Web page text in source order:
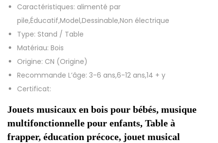
n
e
s
p
o
u
r
é
Caractéristiques: alimenté par
pile,Éducatif,Model,Dessinable,Non électrique
Type: Stand / Table
Matériau: Bois
Origine: CN (Origine)
Recommande L’âge: 3-6 ans,6-12 ans,14 + y
Certificat:
Jouets musicaux en bois pour bébés, musique
multifonctionnelle pour enfants, Table à
frapper, éducation précoce, jouet musical